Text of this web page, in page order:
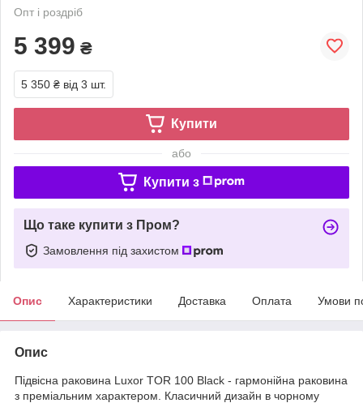
Опт і роздріб
5 399 ₴
5 350 ₴ від 3 шт.
Купити
або
Купити з
Що таке купити з Пром?
Замовлення під захистом
Опис Характеристики Доставка Оплата Умови
Опис
Підвісна раковина Luxor TOR 100 Black - гармонійна раковина
з преміальним характером. Класичний дизайн в чорному